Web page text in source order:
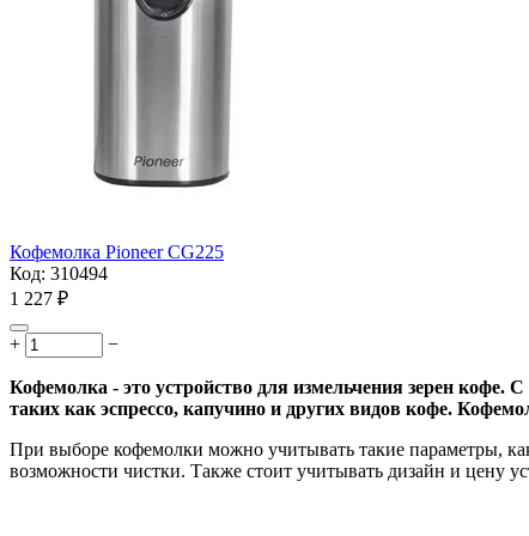
Кофемолка Pioneer CG225
Код: 310494
1 227 ₽
+ −
Кофемолка - это устройство для измельчения зерен
таких как эспрессо, капучино и других видов кофе.
При выборе кофемолки можно учитывать такие параметры,
возможности чистки. Также стоит учитывать дизайн и цену